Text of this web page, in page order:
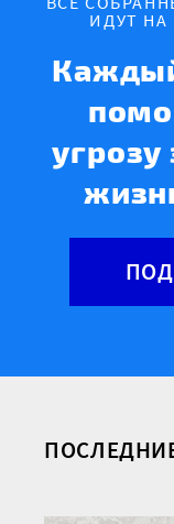
ИДУТ НА